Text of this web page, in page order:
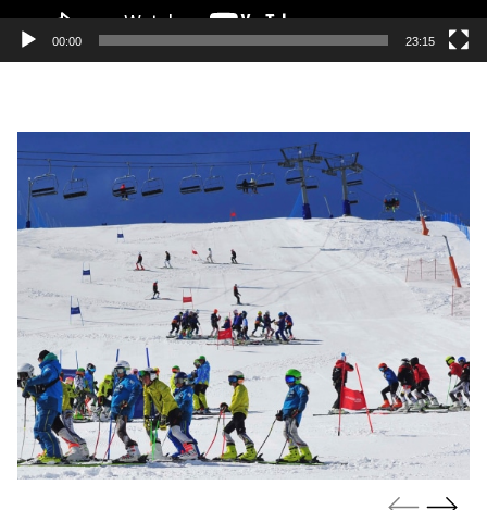
00:00 23:15